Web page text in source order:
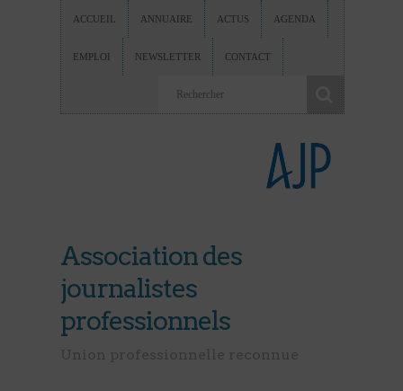
ACCUEIL ANNUAIRE ACTUS AGENDA
EMPLOI NEWSLETTER CONTACT
Association des
journalistes
professionnels